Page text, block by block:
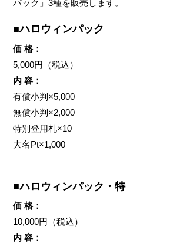
パック」3種を販売します。
■ハロウィンパック
価 格：
5,000円（税込）
内 容：
有償小判×5,000
無償小判×2,000
特別登用札×10
大名Pt×1,000
■ハロウィンパック・特
価 格：
10,000円（税込）
内 容：